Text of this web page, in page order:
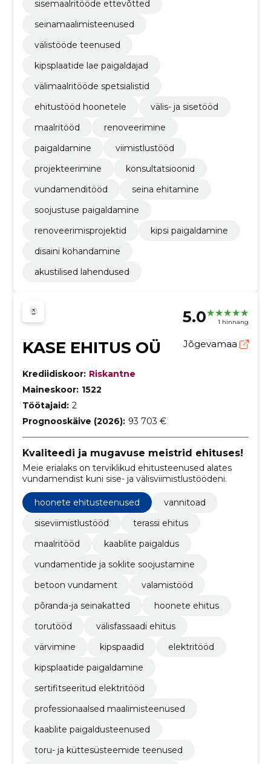
sisemaalritööde ettevõtted
seinamaalimisteenused
välistööde teenused
kipsplaatide lae paigaldajad
välimaalritööde spetsialistid
ehitustööd hoonetele
välis- ja sisetööd
maalritööd
renoveerimine
paigaldamine
viimistlustööd
projekteerimine
konsultatsioonid
vundamenditööd
seina ehitamine
soojustuse paigaldamine
renoveerimisprojektid
kipsi paigaldamine
disaini kohandamine
akustilised lahendused
5.0 1 hinnang
KASE EHITUS OÜ Jõgevamaa
Krediidiskoor: Riskantne
Maineskoor: 1522
Töötajaid: 2
Prognooskäive (2026): 93 703 €
Kvaliteedi ja mugavuse meistrid ehituses!
Meie erialaks on terviklikud ehitusteenused alates
vundamendist kuni sise- ja välisviimistlustöödeni.
hoonete ehitusteenused
vannitoad
siseviimistlustööd
terassi ehitus
maalritööd
kaablite paigaldus
vundamentide ja soklite soojustamine
betoon vundament
valamistööd
põranda-ja seinakatted
hoonete ehitus
torutööd
välisfassaadi ehitus
värvimine
kipspaadid
elektritööd
kipsplaatide paigaldamine
sertifitseeritud elektritööd
professionaalsed maalimisteenused
kaablite paigaldusteenused
toru- ja küttesüsteemide teenused